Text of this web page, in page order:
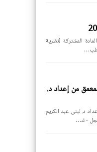
المشتركة (نظرية
من إعداد د.
د. لبنى عبد الكريم